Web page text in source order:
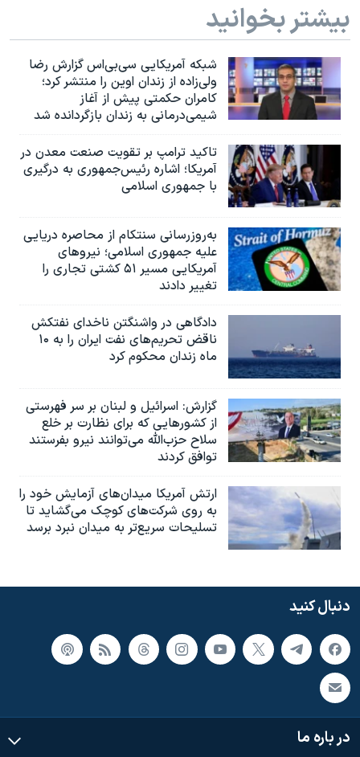
بیشتر بخوانید
شبکه آمریکایی سی‌بی‌‌اس گزارش رضا
ولی‌زاده از زندان اوین را منتشر کرد؛
کامران حکمتی پیش از آغاز
شیمی‌درمانی به زندان بازگردانده شد
تاکید ترامپ بر تقویت صنعت معدن در
آمریکا؛ اشاره رئیس‌جمهوری به درگیری
با جمهوری اسلامی
به‌روزرسانی سنتکام از محاصره دریایی
علیه جمهوری اسلامی؛ نیروهای
آمریکایی مسیر ۵۱ کشتی تجاری را
تغییر دادند
دادگاهی در واشنگتن ناخدای نفتکش
ناقض تحریم‌های نفت ایران را به ۱۰
ماه زندان محکوم کرد
گزارش‌: اسرائيل و لبنان بر سر فهرستی
از کشورهایی که برای نظارت بر خلع
سلاح حزب‌الله می‌توانند نیرو بفرستند
توافق کردند
ارتش آمریکا میدان‌های آزمایش خود را
به روی شرکت‌های کوچک می‌گشاید تا
تسلیحات سریع‌تر به میدان نبرد برسد
دنبال کنید
در باره ما